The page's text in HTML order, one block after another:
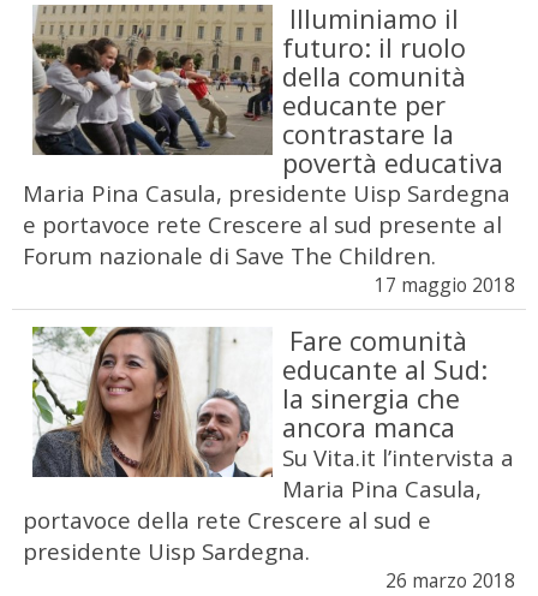
Illuminiamo il
futuro: il ruolo
della comunità
educante per
contrastare la
povertà educativa
Maria Pina Casula, presidente Uisp Sardegna
e portavoce rete Crescere al sud presente al
Forum nazionale di Save The Children.
17 maggio 2018
Fare comunità
educante al Sud:
la sinergia che
ancora manca
Su Vita.it l’intervista a
Maria Pina Casula,
portavoce della rete Crescere al sud e
presidente Uisp Sardegna.
26 marzo 2018